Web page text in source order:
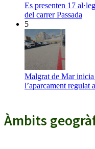
Es presenten 17
del carrer Passada
5
Malgrat de Mar
l’aparcament regulat
Àmbits